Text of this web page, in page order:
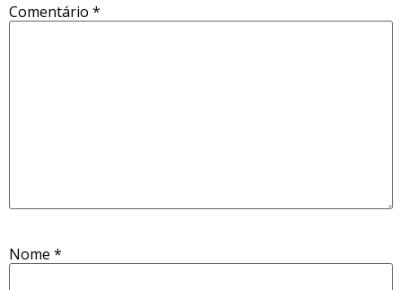
Comentário *
Nome *